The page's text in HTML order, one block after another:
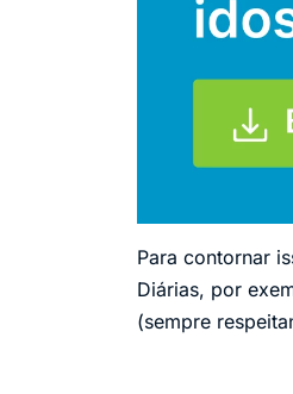
Para contornar
Diárias, por
(sempre